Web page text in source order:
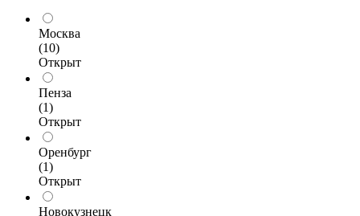
Москва
(10)
Открыт
Пенза
(1)
Открыт
Оренбург
(1)
Открыт
Новокузнецк